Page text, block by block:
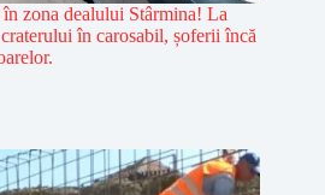
zona dealului Stârmina! La
în carosabil, șoferii încă